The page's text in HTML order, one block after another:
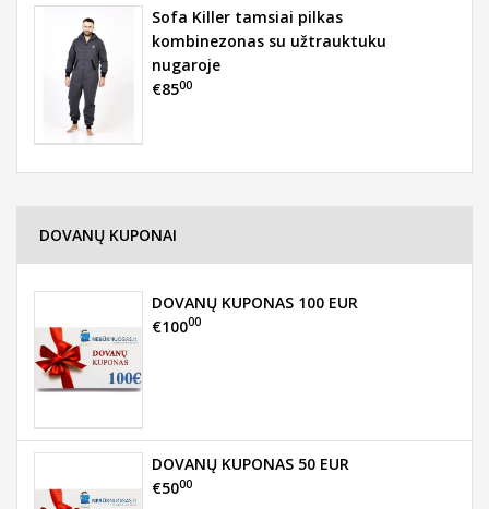
Sofa Killer tamsiai pilkas
kombinezonas su užtrauktuku
nugaroje
€8500
DOVANŲ KUPONAI
DOVANŲ KUPONAS 100 EUR
€10000
DOVANŲ KUPONAS 50 EUR
€5000